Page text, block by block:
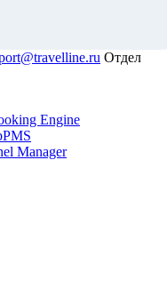
Отдел
Engine
Manager